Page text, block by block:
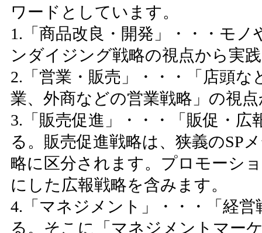
ワードとしています。
1.「商品改良・開発」・・・モ
ンダイジング戦略の視点から実
2.「営業・販売」・・・「店頭
業、外商などの営業戦略」の視
3.「販売促進」・・・「販促・
る。販売促進戦略は、狭義のSP
略に区分されます。プロモーシ
にした広報戦略を含みます。
4.「マネジメント」・・・「経
る。そこに「マネジメントマー